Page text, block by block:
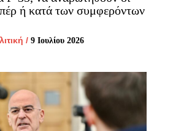
ή κατά των συμφερόντων
/ 9 Ιουλίου 2026